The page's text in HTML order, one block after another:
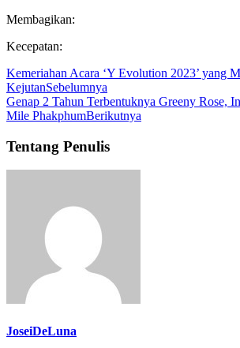
Membagikan:
Kecepatan:
Kemeriahan Acara ‘Y Evolution 2023’ yang
KejutanSebelumnya
Genap 2 Tahun Terbentuknya Greeny Rose,
Mile PhakphumBerikutnya
Tentang Penulis
JoseiDeLuna